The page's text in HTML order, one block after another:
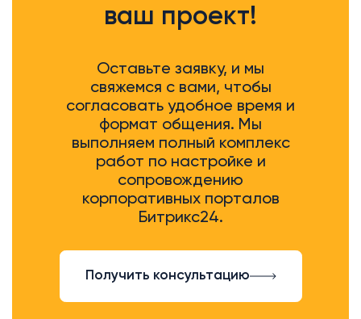
ваш проект!
Оставьте заявку, и мы
свяжемся с вами, чтобы
согласовать удобное время и
формат общения. Мы
выполняем полный комплекс
работ по настройке и
сопровождению
корпоративных порталов
Битрикс24.
Получить консультацию